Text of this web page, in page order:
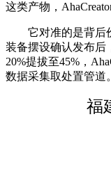
这类产物，
它对准的是背后价
装备摆设确认发布后
20%提拔至45%，
数据采集取处置管道
福